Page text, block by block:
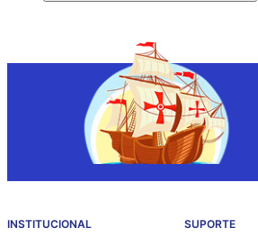
INSTITUCIONAL SUPORTE